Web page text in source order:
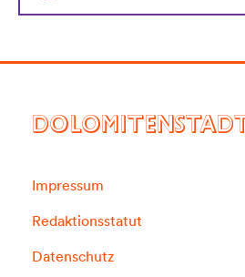
DOLOMITENSTADT
Impressum
Redaktionsstatut
Datenschutz